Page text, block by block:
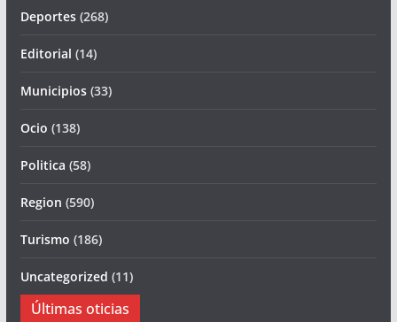
Deportes(268)
Editorial (14)
Municipios(33)
Ocio (138)
Politica (58)
Region (590)
Turismo (186)
Uncategorized (11)
Últimas oticias